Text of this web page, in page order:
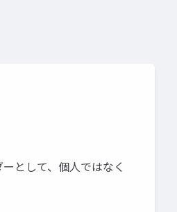
として、個人ではなく